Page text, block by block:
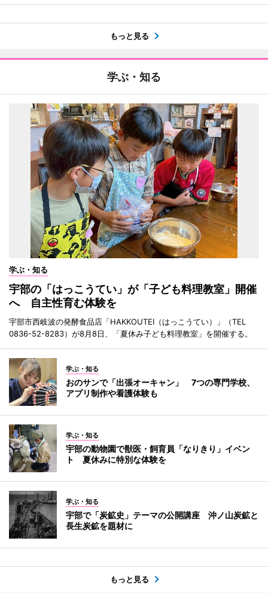
もっと見る
学ぶ・知る
学ぶ・知る
宇部の「はっこうてい」が「子ども料理教室」開催
へ 自主性育む体験を
宇部市西岐波の発酵食品店「HAKKOUTEI（はっこうてい）」（TEL
0836-52-8283）が8月8日、「夏休み子ども料理教室」を開催する。
学ぶ・知る
おのサンで「出張オーキャン」 7つの専門学校、
アプリ制作や看護体験も
学ぶ・知る
宇部の動物園で獣医・飼育員「なりきり」イベン
ト 夏休みに特別な体験を
学ぶ・知る
宇部で「炭鉱史」テーマの公開講座 沖ノ山炭鉱と
長生炭鉱を題材に
もっと見る